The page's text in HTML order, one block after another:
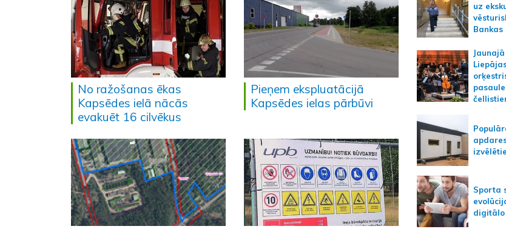
No ražošanas ēkas
Kapsēdes ielā nācās
evakuēt 16 cilvēkus
Pieņem ekspluatācijā
Kapsēdes ielas pārbūvi
uz
Bankas
Sporta